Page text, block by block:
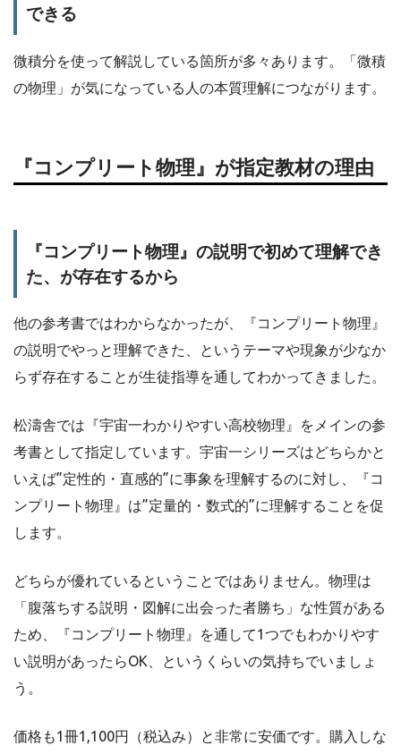
できる
微積分を使って解説している箇所が多々あります。「微積
の物理」が気になっている人の本質理解につながります。
『コンプリート物理』が指定教材の理由
『コンプリート物理』の説明で初めて理解でき
た、が存在するから
他の参考書ではわからなかったが、『コンプリート物理』
の説明でやっと理解できた、というテーマや現象が少なか
らず存在することが生徒指導を通してわかってきました。
松濤舎では『宇宙一わかりやすい高校物理』をメインの参
考書として指定しています。宇宙一シリーズはどちらかと
いえば”定性的・直感的”に事象を理解するのに対し、『コ
ンプリート物理』は”定量的・数式的”に理解することを促
します。
どちらが優れているということではありません。物理は
「腹落ちする説明・図解に出会った者勝ち」な性質がある
ため、『コンプリート物理』を通して1つでもわかりやす
い説明があったらOK、というくらいの気持ちでいましょ
う。
価格も1冊1,100円（税込み）と非常に安価です。購入しな